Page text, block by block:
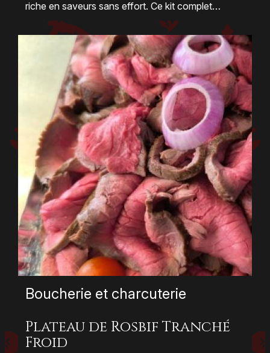
riche en saveurs sans effort. Ce kit complet
comprend de la viande sélectionnée avec soin,
des épices authentiques, ainsi que des légumes
frais, pour vous offrir une expérience culinaire
simple et rapide à la maison. Chaque ingrédient est
choisi pour sa qualité, garantissant fraîcheur et
goût. Idéal pour les amateurs de cuisine orientale,
ce kit vous permet de réaliser un tajine tendre et
parfumé ou un couscous gourmand, tout en
privilégiant une viande locale et un savoir-faire
artisanal. Pratique et gourmand, il conviendra
parfaitement aux repas en famille ou entre amis.
Boucherie et charcuterie
Plateau de Rosbif Tranché
Froid